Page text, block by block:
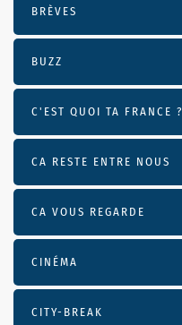
BRÈVES
BUZZ
C'EST QUOI TA FRANCE ?
CA RESTE ENTRE NOUS
CA VOUS REGARDE
CINÉMA
CITY-BREAK